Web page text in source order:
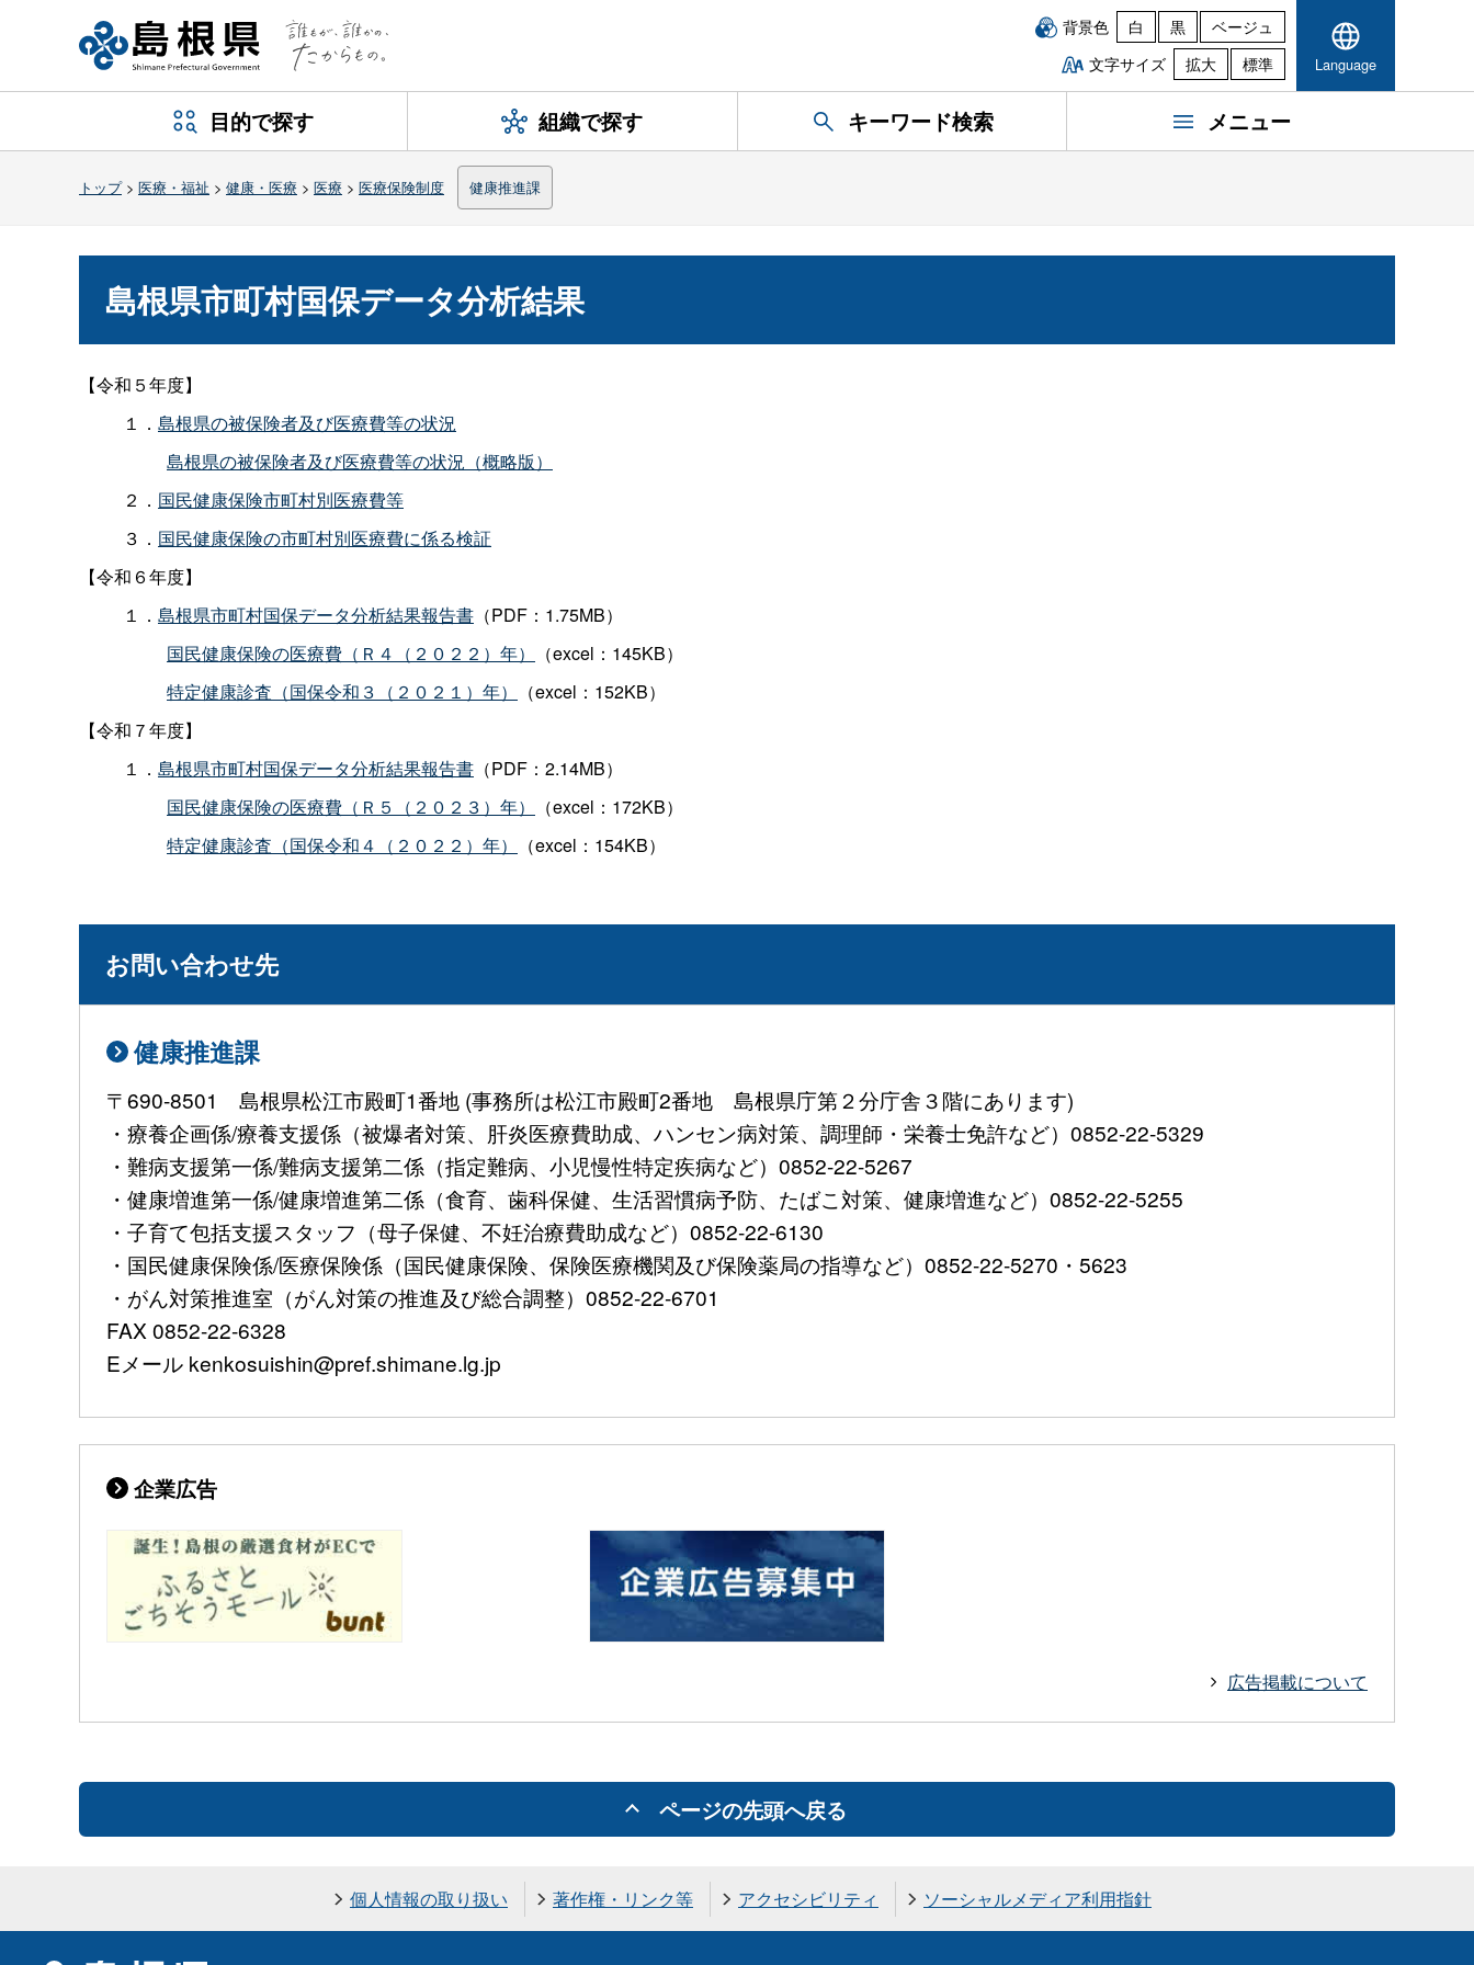
背景色 白 黒
ベージュ
文字サイズ
拡大 標準 Language
目的で探す 組織で探す キーワード検索 メニュー
トップ> 医療・福祉 > 健康・医療 > 医療 > 医療保険制度 健康推進課
島根県市町村国保データ分析結果
【令和５年度】
１． 島根県の被保険者及び医療費等の状況
島根県の被保険者及び医療費等の状況（概略版）
２． 国民健康保険市町村別医療費等
３． 国民健康保険の市町村別医療費に係る検証
【令和６年度】
１． 島根県市町村国保データ分析結果報告書 （PDF：1.75MB）
国民健康保険の医療費（Ｒ４（２０２２）年）
（excel：145KB）
特定健康診査（国保令和３（２０２１）年）
（excel：152KB）
【令和７年度】
１． 島根県市町村国保データ分析結果報告書 （PDF：2.14MB）
国民健康保険の医療費（Ｒ５（２０２３）年）
（excel：172KB）
特定健康診査（国保令和４（２０２２）年）
（excel：154KB）
お問い合わせ先
健康推進課
〒690-8501 島根県松江市殿町1番地 (事務所は松江市殿町2番地 島根県庁第２分庁舎３階にあります)
・療養企画係/療養支援係（被爆者対策、肝炎医療費助成、ハンセン病対策、調理師・栄養士免許など）0852-22-5329
・難病支援第一係/難病支援第二係（指定難病、小児慢性特定疾病など）0852-22-5267
・健康増進第一係/健康増進第二係（食育、歯科保健、生活習慣病予防、たばこ対策、健康増進など）0852-22-5255
・子育て包括支援スタッフ（母子保健、不妊治療費助成など）0852-22-6130
・国民健康保険係/医療保険係（国民健康保険、保険医療機関及び保険薬局の指導など）0852-22-5270・5623
・がん対策推進室（がん対策の推進及び総合調整）0852-22-6701
FAX 0852-22-6328
Eメール kenkosuishin@pref.shimane.lg.jp
企業広告
広告掲載について
ページの先頭へ戻る
個人情報の取り扱い 著作権・リンク等 アクセシビリティ ソーシャルメディア利用指針